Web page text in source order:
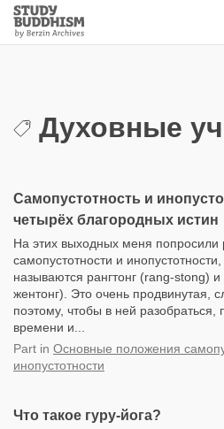
Close
Study
Buddhism
Духовные
Самопустотность и
четырёх благородных истин
На этих выходных меня попросили
самопустотности и
называются рангтонг (rang-stong)
жентонг). Это очень продвинутая,
поэтому, чтобы в ней разобраться,
времени и...
Part in Основные положения
инопустотности
Что такое гуру-йога?